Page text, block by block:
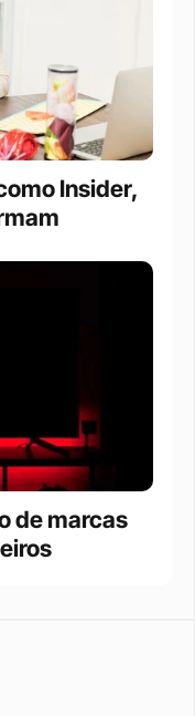
Insider,
de marcas